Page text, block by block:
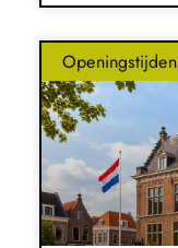
Openingstijden